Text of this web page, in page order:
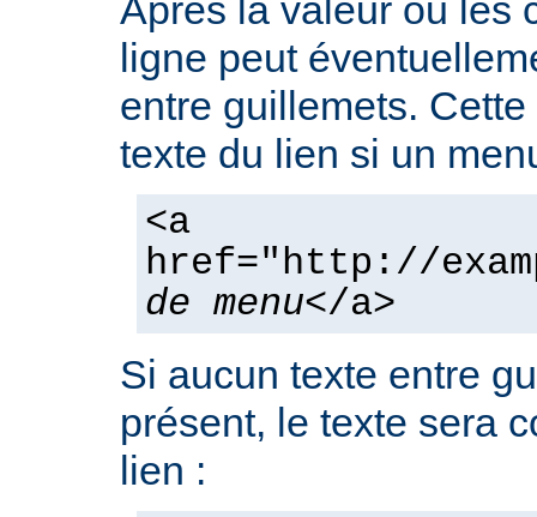
Après la valeur ou les
ligne peut
entre guillemets.
texte du lien si un
<a
href="http://
de menu</a>
Si aucun texte entre
présent, le texte sera
lien :